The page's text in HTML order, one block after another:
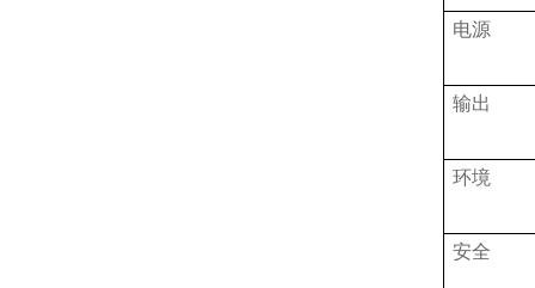
电源
输出
环境
安全